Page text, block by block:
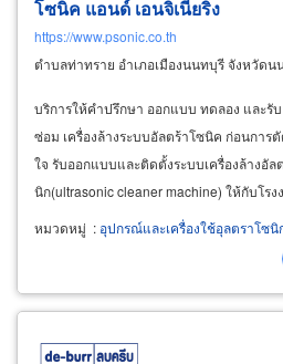
โซนิค แอนด์ เอนจิเนียริ่ง
https://www.psonic.co.th
ตำบลท่าทราย อำเภอเมืองนนทบุรี จังหวัดน
บริการให้คำปรึกษา ออกแบบ ทดลอง และรับ
ซ่อม เครื่องล้างระบบอัลตร้าโซนิค ก่อนการ
ใจ รับออกแบบและติดตั้งระบบเครื่องล้างอัล
นิก(ultrasonic cleaner machine) ให้กับโรง
อุตสาหกรรมทุกประเภท รับทำฮอร์น (horn) ฮีต
เตอร์ (heater) รับซ่อมเครื่องอัลตร้าโซนิคทุ
หมวดหมู่ : อุปกรณ์และเครื่องใช้อุลตราโซนิ